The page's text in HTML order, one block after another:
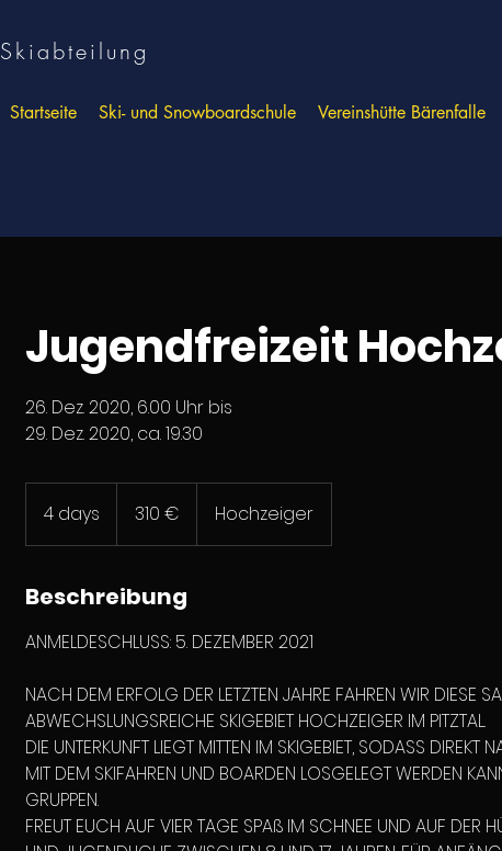
Skiabteilung
Startseite Ski- und Snowboardschule Vereinshütte Bärenfalle
Jugendfreizeit
26. Dez. 2020, 6.00 Uhr bis
29. Dez. 2020, ca. 19.30
4 days
d
y
310 € Hochzeiger
Beschreibung
ANMELDESCHLUSS: 5. DEZEMBER 2021
NACH DEM ERFOLG DER LETZTEN JAHRE FAHREN WIR DIESE
ABWECHSLUNGSREICHE SKIGEBIET HOCHZEIGER IM PITZTAL.
DIE UNTERKUNFT LIEGT MITTEN IM SKIGEBIET, SODASS
MIT DEM SKIFAHREN UND BOARDEN LOSGELEGT WERDEN
GRUPPEN.
FREUT EUCH AUF VIER TAGE SPAß IM SCHNEE UND AUF DER